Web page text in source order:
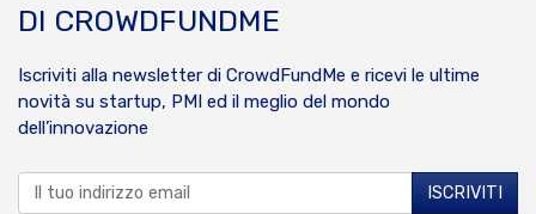
DI CROWDFUNDME
Iscriviti alla newsletter di CrowdFundMe e ricevi le ultime
novità su startup, PMI ed il meglio del mondo
dell’innovazione